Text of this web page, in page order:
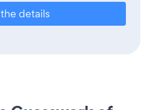
details